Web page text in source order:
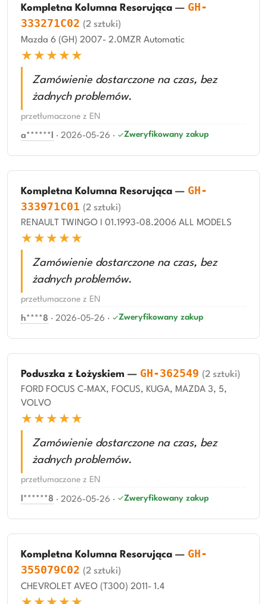
Kompletna Kolumna Resorująca — GH-
333271C02 (2 sztuki)
Mazda 6 (GH) 2007- 2.0MZR Automatic
★★★★★
Zamówienie dostarczone na czas, bez
żadnych problemów.
przetłumaczone z EN
a******l · 2026-05-26 · Zweryfikowany zakup
Kompletna Kolumna Resorująca — GH-
333971C01 (2 sztuki)
RENAULT TWINGO I 01.1993-08.2006 ALL MODELS
★★★★★
Zamówienie dostarczone na czas, bez
żadnych problemów.
przetłumaczone z EN
h****8 · 2026-05-26 · Zweryfikowany zakup
Poduszka z Łożyskiem — GH-362549 (2 sztuki)
FORD FOCUS C-MAX, FOCUS, KUGA, MAZDA 3, 5,
VOLVO
★★★★★
Zamówienie dostarczone na czas, bez
żadnych problemów.
przetłumaczone z EN
l******8 · 2026-05-26 · Zweryfikowany zakup
Kompletna Kolumna Resorująca — GH-
355079C02 (2 sztuki)
CHEVROLET AVEO (T300) 2011- 1.4